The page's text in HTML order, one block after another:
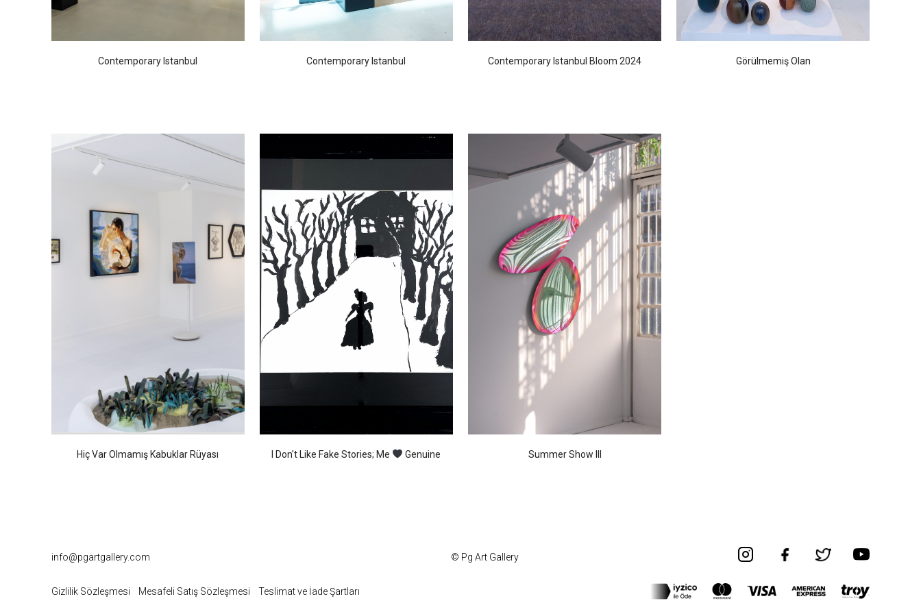
Contemporary Istanbul Contemporary Istanbul Contemporary Istanbul Bloom 2024 Görülmemiş Olan
Hiç Var Olmamış Kabuklar Rüyası I Don't Like Fake Stories; Me Genuine Summer Show III
info@pgartgallery.com © Pg Art Gallery
Gizlilik Sözleşmesi Mesafeli Satış Sözleşmesi Teslimat ve İade Şartları